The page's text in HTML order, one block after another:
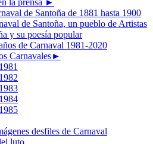
la prensa ►
de Santoña de 1881 hasta 1900
de Santoña, un pueblo de Artistas
y su poesía popular
de Carnaval 1981-2020
Carnavales►
desfiles de Carnaval
luto